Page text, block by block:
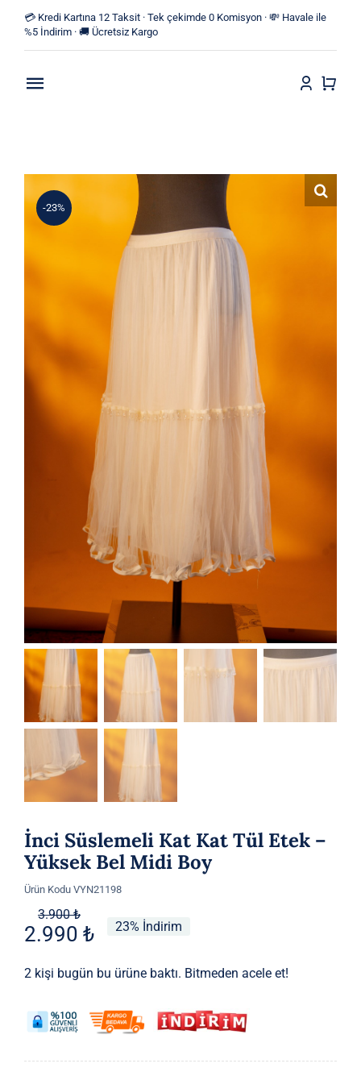
content
💳 Kredi Kartına 12 Taksit · Tek çekimde 0 Komisyon · 💸 Havale ile
%5 İndirim · 🚚 Ücretsiz Kargo
Toggle
Mağaza
Yeni Ürünler
-23%
İnci Süslemeli Kat Kat Tül Etek –
Yüksek Bel Midi Boy
Ürün Kodu VYN21198
3.900₺
Orijinal
fiyat:
3.900 ₺.
2.990 ₺
Şu
andaki
fiyat:
23% İndirim
2 kişi bugün bu ürüne baktı. Bitmeden acele et!